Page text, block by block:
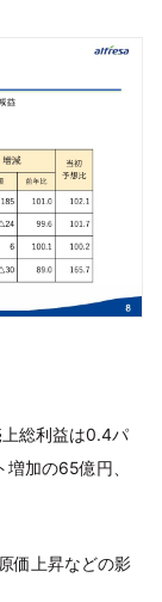
総利益は0.4パ
加の65億円、
価上昇などの影